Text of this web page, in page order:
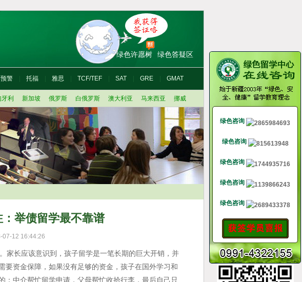
绿色许愿树 绿色答疑区
警 托福 雅思 TCF/TEF SAT GRE GMAT
利 新加坡 俄罗斯 白俄罗斯 澳大利亚 马来西亚 挪威
举债留学最不靠谱
07-12 16:44:26
长应该意识到，孩子留学是一笔长期的巨大开销，并
资金保障，如果没有足够的资金，孩子在国外学习和
中介帮忙留学申请，父母帮忙收拾行李，最后自己只
绿色咨询
绿色咨询
绿色咨询
绿色咨询
绿色咨询